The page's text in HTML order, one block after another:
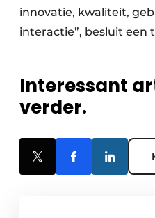
innovatie, kwaliteit,
interactie”, besluit een
Interessant
verder.